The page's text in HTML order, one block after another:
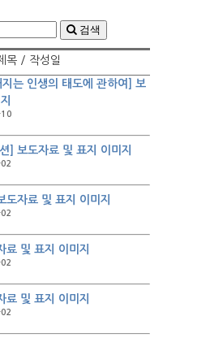
검색
목 / 작성일
지는 인생의 태도에 관하여] 보
10
] 보도자료 및 표지 이미지
도자료 및 표지 이미지
료 및 표지 이미지
료 및 표지 이미지